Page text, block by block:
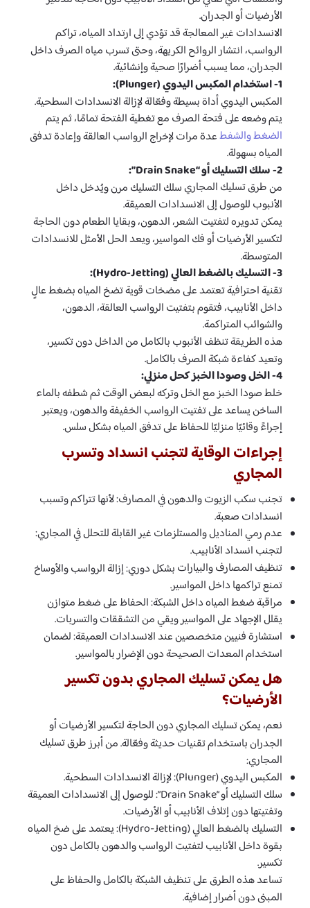
الأرضيات أو الجدران.
الانسدادات غير المعالجة قد تؤدي إلى ارتداد المياه، تراكم
الرواسب، انتشار الروائح الكريهة، وحتى تسرب مياه الصرف داخل
الجدران، مما يسبب أضرارًا صحية وإنشائية.
1- استخدام المكبس اليدوي (Plunger):
المكبس اليدوي أداة بسيطة وفعّالة لإزالة الانسدادات السطحية.
يتم وضعه على فتحة الصرف مع تغطية الفتحة تمامًا، ثم يتم
الضغط والشفطعدة مرات لإخراج الرواسب العالقة وإعادة تدفق
المياه بسهولة.
2- سلك التسليك أو “Drain Snake”:
منطرق تسليك المجاريسلك التسليك مرن ويُدخل داخل
الأنبوب للوصول إلى الانسدادات العميقة.
يمكن تدويره لتفتيت الشعر، الدهون، وبقايا الطعام دون الحاجة
لتكسير الأرضيات أو فك المواسير، ويعد الحل الأمثل للانسدادات
المتوسطة.
3- التسليك بالضغط العالي (Hydro-Jetting):
تقنية احترافية تعتمد على مضخات قوية تضخ المياه بضغط عالٍ
داخل الأنابيب، فتقوم بتفتيت الرواسب العالقة، الدهون،
والشوائب المتراكمة.
هذه الطريقة تنظف الأنبوب بالكامل من الداخل دون تكسير،
وتعيد كفاءة شبكة الصرف بالكامل.
4- الخل وصودا الخبز كحل منزلي:
خلط صودا الخبز مع الخل وتركه لبعض الوقت ثم شطفه بالماء
الساخن يساعد على تفتيت الرواسب الخفيفة والدهون، ويعتبر
إجراءً وقائيًا منزليًا للحفاظ على تدفق المياه بشكل سلس.
إجراءات الوقاية لتجنب انسداد وتسرب
المجاري
تجنب سكب الزيوت والدهون في المصارف: لأنها تتراكم وتسبب
انسدادات صعبة.
عدم رمي المناديل والمستلزمات غير القابلة للتحلل في المجاري:
لتجنب انسداد الأنابيب.
تنظيف المصارف والبياراتبشكل دوري: إزالة الرواسب والأوساخ
تمنع تراكمها داخل المواسير.
مراقبة ضغط المياه داخل الشبكة: الحفاظ على ضغط متوازن
يقلل الإجهاد على المواسير ويقي من التشققات والتسربات.
استشارة فنيين متخصصين عند الانسدادات العميقة: لضمان
استخدام المعدات الصحيحة دون الإضرار بالمواسير.
هل يمكن تسليك المجاري بدون تكسير
الأرضيات؟
نعم، يمكن تسليك المجاري دون الحاجة لتكسير الأرضيات أو
الجدران باستخدام تقنيات حديثة وفعّالة. من أبرزطرق تسليك
المجاري:
المكبس اليدوي (Plunger): لإزالة الانسدادات السطحية.
سلك التسليك أو “Drain Snake”: للوصول إلى الانسدادات العميقة
وتفتيتها دون إتلاف الأنابيب أو الأرضيات.
التسليك بالضغط العالي (Hydro-Jetting): يعتمد على ضخ المياه
بقوة داخل الأنابيب لتفتيت الرواسب والدهون بالكامل دون
تكسير.
تساعد هذه الطرق على تنظيف الشبكة بالكامل والحفاظ على
المبنى دون أضرار إضافية.